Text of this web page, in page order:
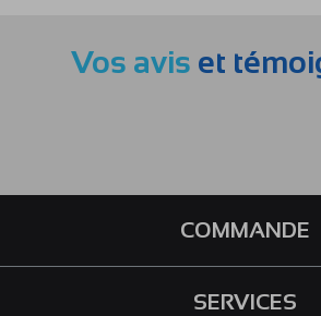
Vos avis et
COMMANDE
SERVICES